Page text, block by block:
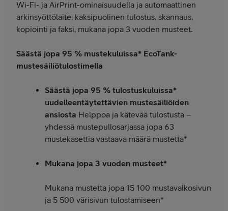
Wi-Fi- ja AirPrint-ominaisuudella ja automaattinen
arkinsyöttölaite, kaksipuolinen tulostus, skannaus,
kopiointi ja faksi, mukana jopa 3 vuoden musteet.
Säästä jopa 95 % mustekuluissa* EcoTank-
mustesäiliötulostimella
Säästä jopa 95 % tulostuskuluissa*
uudelleentäytettävien mustesäiliöiden
ansiosta Helppoa ja kätevää tulostusta –
yhdessä mustepullosarjassa jopa 63
mustekasettia vastaava määrä mustetta*
Mukana jopa 3 vuoden musteet*
Mukana mustetta jopa 15 100 mustavalkosivun
ja 5 500 värisivun tulostamiseen*